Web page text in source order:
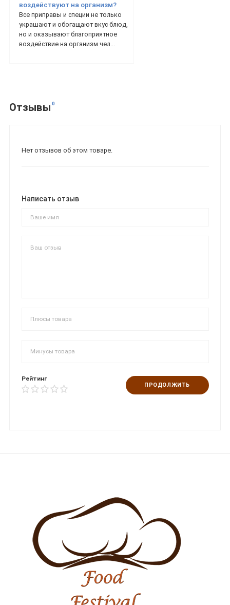
воздействуют на организм?
Все приправы и специи не только
украшают и обогащают вкус блюд,
но и оказывают благоприятное
воздействие на организм чел...
Отзывы 0
Нет отзывов об этом товаре.
Написать отзыв
Рейтинг
ПРОДОЛЖИТЬ